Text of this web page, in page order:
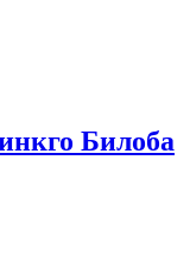
Билоба